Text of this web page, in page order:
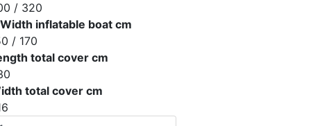
/ 320
inflatable boat cm
/ 170
total cover cm
total cover cm